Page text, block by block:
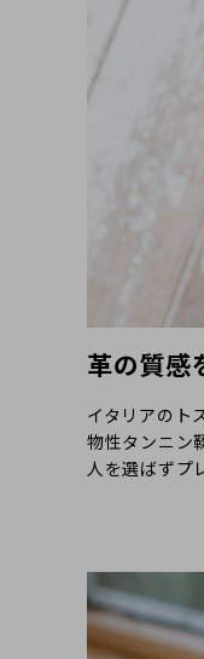
革の質感
イタリアのト
物性タンニン
人を選ばずプ